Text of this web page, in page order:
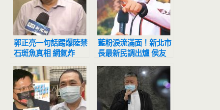
郭正亮一句話踢爆陸禁
石斑魚真相 網氣炸
了：當人民白癡？
藍粉淚流滿面！新北市
長最新民調出爐 侯友
宜超震撼